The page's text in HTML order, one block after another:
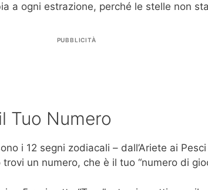
a ogni estrazione, perché le stelle non
PUBBLICITÀ
Tuo Numero
i 12 segni zodiacali – dall’Ariete ai
un numero, che è il tuo “numero di